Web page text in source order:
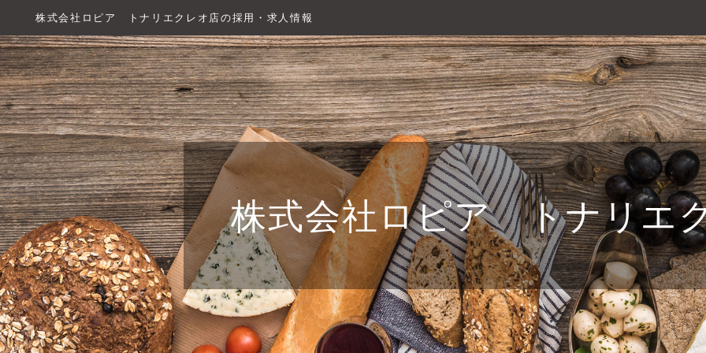
株式会社ロピア トナリエクレオ店の採用・求人情報
株式会社ロピア トナリエ